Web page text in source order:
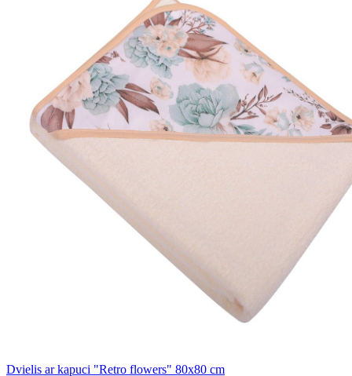
Dvielis ar kapuci "Retro flowers" 80x80 cm